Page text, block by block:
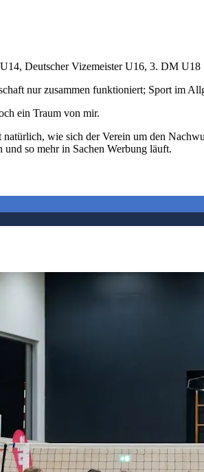
Deutscher Vizemeister U16, 3. DM U18
nur zusammen funktioniert; Sport im
ein Traum von mir.
natürlich, wie sich der Verein um den
so mehr in Sachen Werbung läuft.